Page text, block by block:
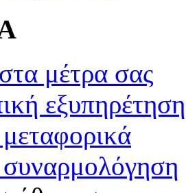
μέτρα σας
εξυπηρέτηση